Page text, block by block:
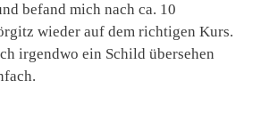
befand mich nach ca. 10
wieder auf dem richtigen Kurs.
irgendwo ein Schild übersehen